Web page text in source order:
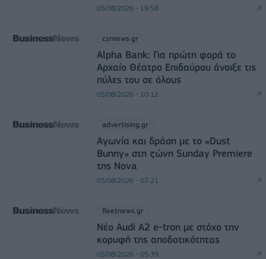
05/08/2026 - 19:58
csrnews.gr
Alpha Bank: Για πρώτη φορά το
Αρχαίο Θέατρο Επιδαύρου άνοιξε τις
πύλες του σε όλους
05/08/2026 - 10:12
advertising.gr
Αγωνία και δράση με το «Dust
Bunny» στη ζώνη Sunday Premiere
της Nova
05/08/2026 - 07:21
fleetnews.gr
Νέο Audi A2 e-tron με στόχο την
κορυφή της αποδοτικότητας
05/08/2026 - 05:39